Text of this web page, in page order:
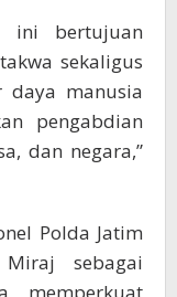
ini bertujuan
sekaligus
daya manusia
pengabdian
dan negara,”
Polda Jatim
sebagai